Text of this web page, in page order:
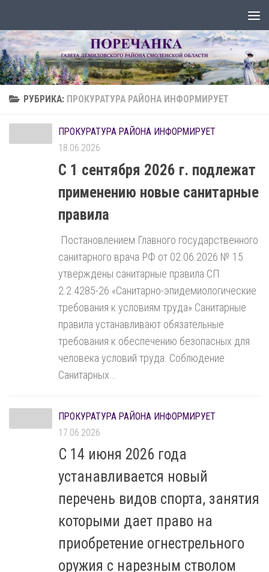
РУБРИКА: ПРОКУРАТУРА РАЙОНА ИНФОРМИРУЕТ
ПРОКУРАТУРА РАЙОНА ИНФОРМИРУЕТ
18.06.2026
С 1 сентября 2026 г. подлежат
применению новые санитарные
правила
Постановлением Главного государственного
санитарного врача РФ от 02.06.2026 № 15
утверждены санитарные правила СП
2.2.4285-26 «Санитарно-эпидемиологические
требования к условиям труда» Санитарные
правила устанавливают обязательные
требования к обеспечению безопасных для
человека условий труда. Соблюдение
Санитарных...
ПРОКУРАТУРА РАЙОНА ИНФОРМИРУЕТ
17.06.2026
С 14 июня 2026 года
устанавливается новый
перечень видов спорта, занятия
которыми дает право на
приобретение огнестрельного
оружия с нарезным стволом